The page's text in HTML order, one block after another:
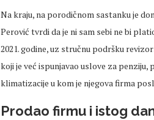
Na kraju, na porodičnom sastanku je
Perović tvrdi da je ni sam sebi ne bi
2021. godine, uz stručnu podršku
koji je već ispunjavao uslove za penziju,
klimatizacije u kom je njegova firma
Prodao firmu i istog